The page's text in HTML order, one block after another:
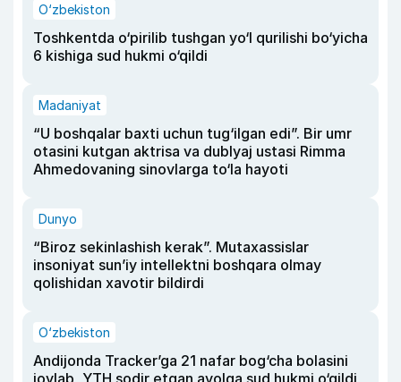
O‘zbekiston
Toshkentda o‘pirilib tushgan yo‘l qurilishi bo‘yicha
6 kishiga sud hukmi o‘qildi
Madaniyat
“U boshqalar baxti uchun tug‘ilgan edi”. Bir umr
otasini kutgan aktrisa va dublyaj ustasi Rimma
Ahmedovaning sinovlarga to‘la hayoti
Dunyo
“Biroz sekinlashish kerak”. Mutaxassislar
insoniyat sun’iy intellektni boshqara olmay
qolishidan xavotir bildirdi
O‘zbekiston
Andijonda Tracker’ga 21 nafar bog‘cha bolasini
joylab, YTH sodir etgan ayolga sud hukmi o‘qildi